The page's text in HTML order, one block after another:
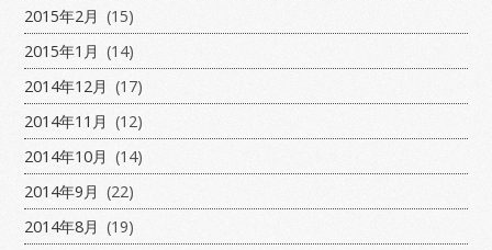
2015年2月 (15)
2015年1月 (14)
2014年12月 (17)
2014年11月 (12)
2014年10月 (14)
2014年9月 (22)
2014年8月 (19)